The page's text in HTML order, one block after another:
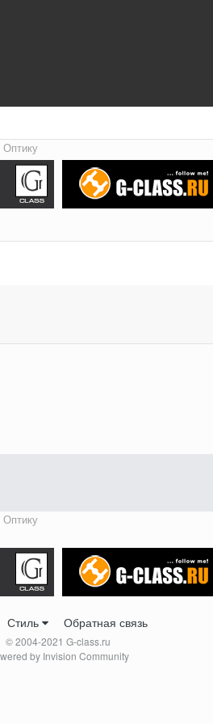
Стиль Обратная связь
© 2004-2021 G-class.ru
by Invision Community